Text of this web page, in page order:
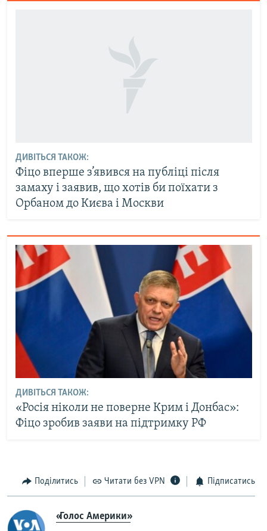
ДИВІТЬСЯ ТАКОЖ:
Фіцо вперше з’явився на публіці після
замаху і заявив, що хотів би поїхати з
Орбаном до Києва і Москви
ДИВІТЬСЯ ТАКОЖ:
«Росія ніколи не поверне Крим і Донбас»:
Фіцо зробив заяви на підтримку РФ
Поділитись Читати без VPN Підписатись
«Голос Америки»